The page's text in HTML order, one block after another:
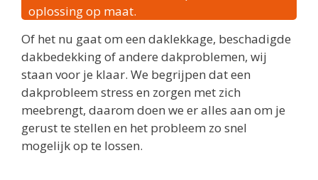
oplossing op maat.
Of het nu gaat om een daklekkage, beschadigde
dakbedekking of andere dakproblemen, wij
staan voor je klaar. We begrijpen dat een
dakprobleem stress en zorgen met zich
meebrengt, daarom doen we er alles aan om je
gerust te stellen en het probleem zo snel
mogelijk op te lossen.